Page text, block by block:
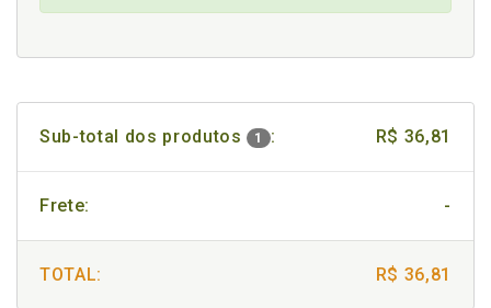
Sub-total dos produtos 1 : R$ 36,81
Frete: -
TOTAL: R$ 36,81